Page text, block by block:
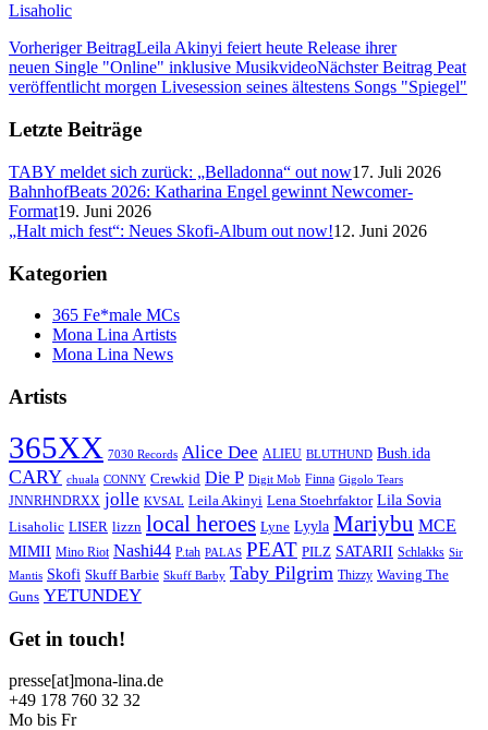
Lisaholic
Vorheriger BeitragLeila Akinyi feiert heute Release ihrer
neuen Single "Online" inklusive MusikvideoNächster Beitrag Peat
veröffentlicht morgen Livesession seines ältestens Songs "Spiegel"
Letzte Beiträge
TABY meldet sich zurück: „Belladonna“ out now17. Juli 2026
BahnhofBeats 2026: Katharina Engel gewinnt Newcomer-
Format19. Juni 2026
„Halt mich fest“: Neues Skofi-Album out now!12. Juni 2026
Kategorien
365 Fe*male MCs
Mona Lina Artists
Mona Lina News
Artists
365XX 7030 Records Alice Dee ALIEU BLUTHUND Bush.ida
CARY chuala CONNY Crewkid Die P Digit Mob Finna Gigolo Tears
JNNRHNDRXX jolle KVSAL Leila Akinyi Lena Stoehrfaktor Lila Sovia
Lisaholic LISER lizzn local heroes Lyne Lyyla Mariybu MCE
MIMII Mino Riot Nashi44 P.tah PALAS PEAT PILZ SATARII Schlakks Sir
Mantis Skofi Skuff Barbie Skuff Barby Taby Pilgrim Thizzy Waving The
Guns YETUNDEY
Get in touch!
presse[at]mona-lina.de
+49 178 760 32 32
Mo bis Fr